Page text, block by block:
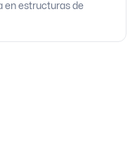
en estructuras de